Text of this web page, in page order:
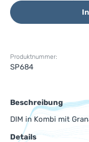
Produktnummer:
SP684
Beschreibung
DIM in Kombi mit
Details